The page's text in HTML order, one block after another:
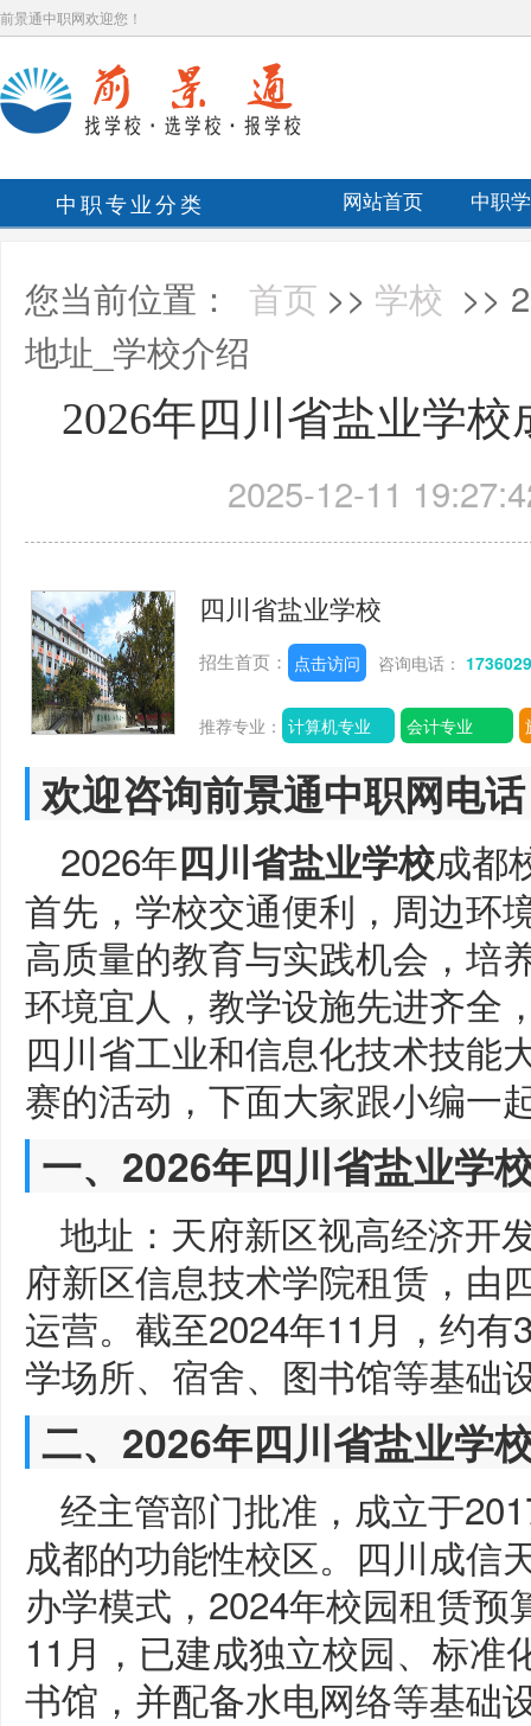
前景通中职网欢迎您！
中职专业分类 网站首页 中职
您当前位置： 首页 >> 学校 >>
地址_学校介绍
2026年四川省盐业学
2025-12-11
四川省盐业学校
招生首页： 点击访问 咨询电话：
推荐专业： 计算机专业 会计专业
欢迎咨询前景通中职网电
2026年四川省盐业学校成都
首先，学校交通便利，周边环
高质量的教育与实践机会，培
环境宜人，教学设施先进齐全
四川省工业和信息化技术技能
赛的活动，下面大家跟小编一
一、2026年四川省盐业学
地址：天府新区视高经济开
府新区信息技术学院租赁，由
运营。截至2024年11月，约
学场所、宿舍、图书馆等基础
二、2026年四川省盐业学
经主管部门批准，成立于
成都的功能性校区。四川成信
办学模式，2024年校园租赁
11月，已建成独立校园、标准
书馆，并配备水电网络等基础